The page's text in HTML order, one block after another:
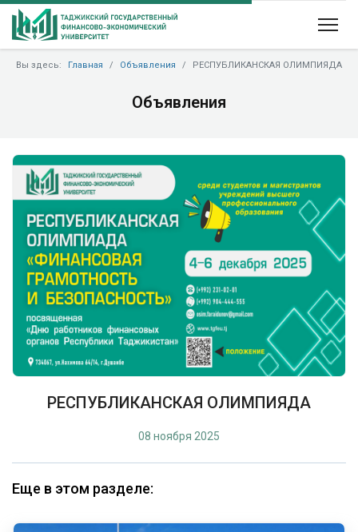
Вы здесь: Главная Объявления РЕСПУБЛИКАНСКАЯ ОЛИМПИЯДА
Объявления
РЕСПУБЛИКАНСКАЯ ОЛИМПИЯДА
08 ноября 2025
Еще в этом разделе: